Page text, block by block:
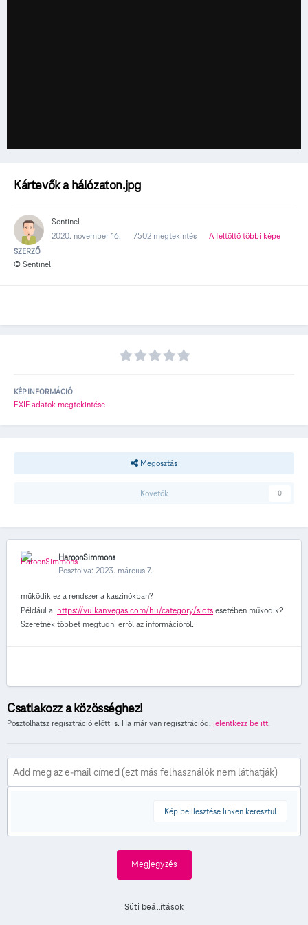
Kártevők a hálózaton.jpg
Sentinel
2020. november 16.
7502 megtekintés A feltöltő többi képe
SZERZŐ
© Sentinel
KÉP INFORMÁCIÓ
EXIF adatok megtekintése
Megosztás
Követők 0
HaroonSimmons
Posztolva: 2023. március 7.
működik ez a rendszer a kaszinókban?
Például a https://vulkanvegas.com/hu/category/slots esetében működik?
Szeretnék többet megtudni erről az információról.
Csatlakozz a közösséghez!
Posztolhatsz regisztráció előtt is. Ha már van regisztrációd, jelentkezz be itt.
Kép beillesztése linken keresztül
Megjegyzés
Süti beállítások